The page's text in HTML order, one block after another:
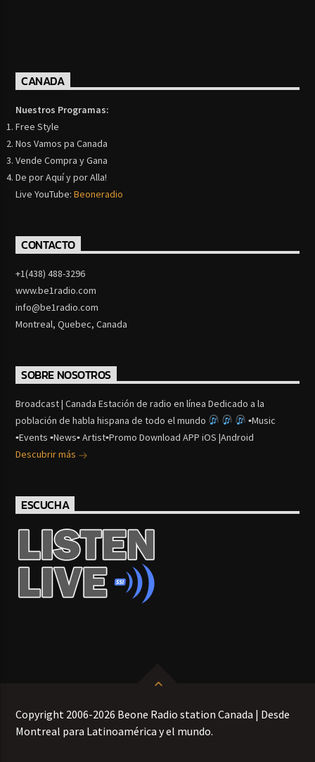
CANADA
Nuestros Programas:
Free Style
Nos Vamos pa Canada
Vende Compra y Gana
De por Aquí y por Alla!
Live YouTube:Beoneradio
CONTACTO
+1(438) 488-3296
www.be1radio.com
info@be1radio.com
Montreal, Quebec, Canada
SOBRE NOSOTROS
Broadcast | Canada Estación de radio en línea Dedicado a la
población de habla hispana de todo el mundo
▪Music
▪Events ▪News▪ Artist▪Promo Download APP iOS |Android
Descubrir más
ESCUCHA
Copyright 2006-2026 Beone Radio station Canada | Desde
Montreal para Latinoamérica y el mundo.